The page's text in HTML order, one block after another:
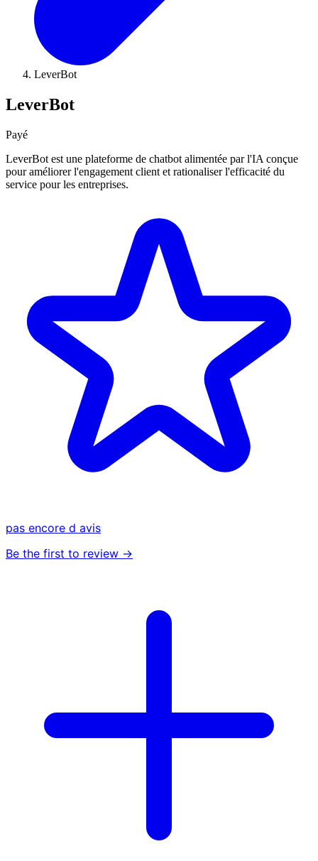
LeverBot
LeverBot
Payé
LeverBot est une plateforme de chatbot alimentée par l'IA conçue
pour améliorer l'engagement client et rationaliser l'efficacité du
service pour les entreprises.
pas encore d avis
Be the first to review →